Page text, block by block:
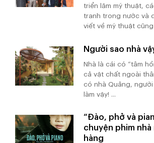
triển lãm mỹ thuật,
tranh trong nước và
viết về mỹ thuật cũng
Người sao nhà
Nhà là cái có “tâm
cả vật chất ngoài
có nhà Quảng,
làm vậy! ...
“Đào, phở và
chuyện phim
hàng